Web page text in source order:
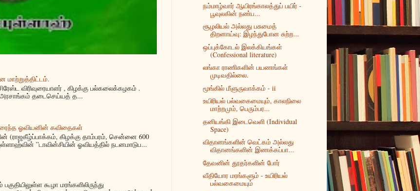
விரிவுரையாளர் , கிழக்கு பல்கலைக்கழகம் .
தடைசெய்யத் த...
ஓவியனின் கவிதைகள்
(ராஜகீழ்ப்பாக்கம், கிழக்கு தாம்பரம், சென்னை 600
”டாவின்சியின் ஓவியத்தில் நடனமாடுப...
கூழா மரங்களிலிருந்து
நம்மாழ்வார் ஆயிரங்காலத்துப் பயிர் -
பூவுலகின் நண்ப...
சூழலியல் அல்லது பசுமைத்
திறனாய்வு: இழந்துபோன சுற்ற...
ஒப்புக்கோடல் இலக்கியங்கள்
(Confessional literature)
லங்கா ராணிகளின் பயணங்கள்
முடிவதில்லை.
மூங்கில் மீளுருவாக்கம் - ii
உயிரியல் பல்வகைமையும், காலநிலை
மாற்றமும், பெரும்பர...
தனியங்கி இடைவெளி (Individual
Space)
விதானங்களின் வெட்கம் அல்லது
விதானங்களின் இணக்கப்பா...
தேவனின் தூதர்களின் போர்
வீதியோர மரங்களும் - உயிரியல்
பல்வகைமையும்